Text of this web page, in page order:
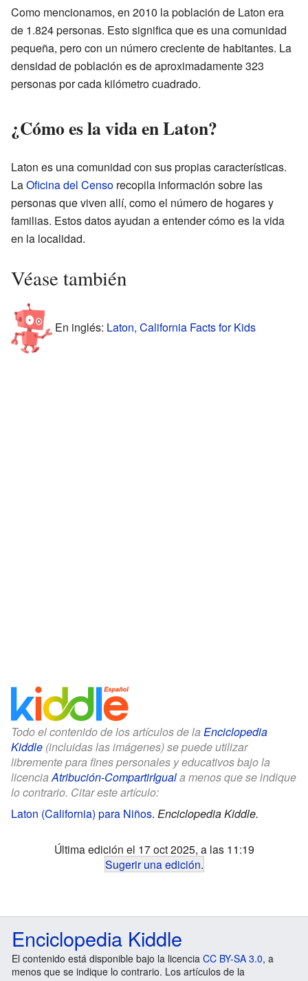
Como mencionamos, en 2010 la población de Laton era
de 1.824 personas. Esto significa que es una comunidad
pequeña, pero con un número creciente de habitantes. La
densidad de población es de aproximadamente 323
personas por cada kilómetro cuadrado.
¿Cómo es la vida en Laton?
Laton es una comunidad con sus propias características.
LaOficina del Censo recopila información sobre las
personas que viven allí, como el número de hogares y
familias. Estos datos ayudan a entender cómo es la vida
en la localidad.
Véase también
En inglés: Laton, California Facts for Kids
Todo el contenido de los artículos de la Enciclopedia
Kiddle (incluidas las imágenes) se puede utilizar
libremente para fines personales y educativos bajo la
licenciaAtribución-CompartirIguala menos que se indique
lo contrario. Citar este artículo:
Laton (California) para Niños. Enciclopedia Kiddle.
Última edición el 17 oct 2025, a las 11:19
Sugerir una edición.
Enciclopedia Kiddle
El contenido está disponible bajo la licencia CC BY-SA 3.0, a
menos que se indique lo contrario. Los artículos de la